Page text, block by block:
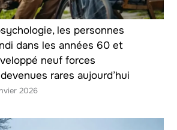
les personnes
dans les années 60 et
neuf forces
rares aujourd’hui
2026